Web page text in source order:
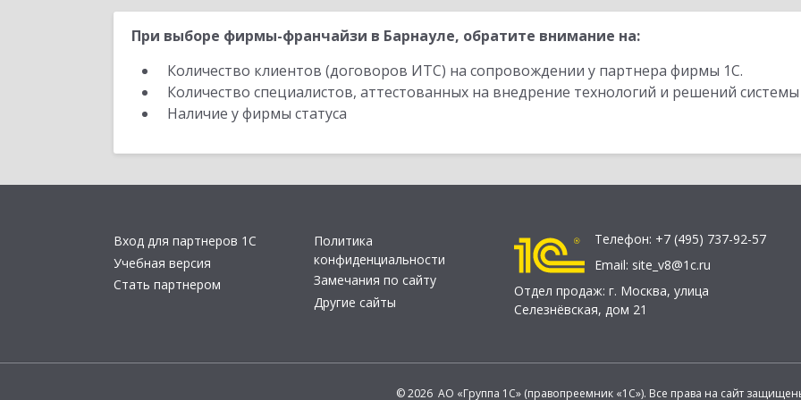
При выборе фирмы-франчайзи в Барнауле, обратите внимание на:
Количество клиентов (договоров ИТС) на сопровождении у партнера фирмы 1С.
Количество специалистов, аттестованных на внедрение технологий и решений
Наличие у фирмы статуса
Вход для партнеров 1С
Учебная версия
Стать партнером
Политика
конфиденциальности
Замечания по сайту
Другие сайты
Телефон: +7 (495) 737-92-57
Email: site_v8@1c.ru
Отдел продаж: г. Москва, улица
Селезнёвская, дом 21
© 2026 АО «Группа 1С» (правопреемник «1С»). Все права на сайт